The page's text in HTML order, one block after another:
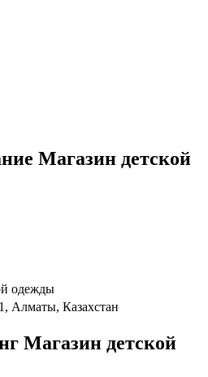
Магазин детской
одежды
Алматы, Казахстан
Магазин детской